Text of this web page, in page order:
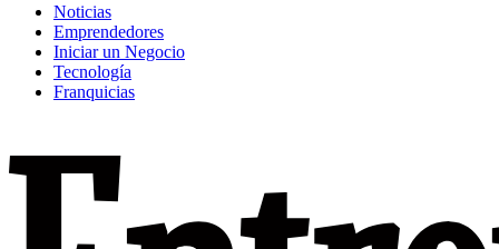
Noticias
Emprendedores
Iniciar un Negocio
Tecnología
Franquicias